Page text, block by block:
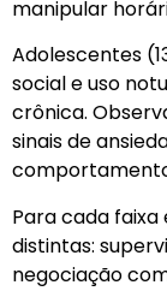
manipular
Adolescentes
social e uso
crônica.
sinais de
Para cada
distintas:
negociação